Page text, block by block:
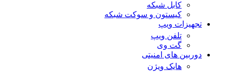
کابل شبکه
کیستون و سوکت شبکه
تجهیزات ویپ
تلفن ویپ
گت وی
دوربین های امنیتی
هایک ویژن